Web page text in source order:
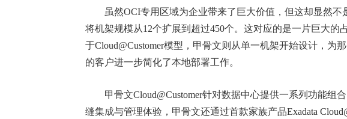
虽然OCI专用区域为企业带来了巨大价值，但这却显然不
将机架规模从12个扩展到超过450个。这对应的是一片巨大的
于Cloud@Customer模型，甲骨文则从单一机架开始设计，为
的客户进一步简化了本地部署工作。
甲骨文Cloud@Customer针对数据中心提供一系列功能组
缝集成与管理体验，甲骨文还通过首款家族产品Exadata